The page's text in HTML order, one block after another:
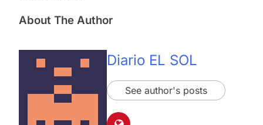
About The Author
Diario EL SOL
See author's posts